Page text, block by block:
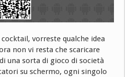
vorreste qualche idea
non vi resta che scaricare
una sorta di gioco di società
su schermo, ogni singolo